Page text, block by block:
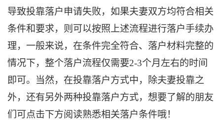
导致投靠落户申请失败，如果夫妻双方均符合相关
条件和要求，则可以按照上述流程进行落户手续办
理，一般来说，在条件完全符合、落户材料完整的
情况下，整个落户流程仅需要2-3个月左右的时间
即可。当然，在投靠落户方式中，除夫妻投靠之
外，还有另外两种投靠落户方式，想要了解的朋友
们可点击下方阅读熟悉相关落户条件哦！